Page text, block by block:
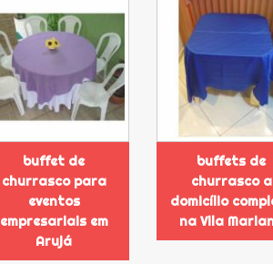
buffet de
churrasco para
eventos
empresariais em
Arujá
buffets de
churrasco a
domicílio
na Vila